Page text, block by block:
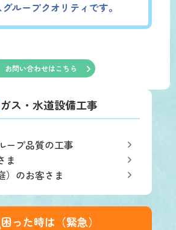
ループクオリティです。
お問い合わせはこちら
ガス・水道設備工事
ープ品質の工事
ま
）のお客さま
困った時は（緊急）